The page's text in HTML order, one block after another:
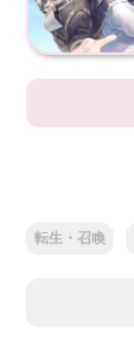
転生・召喚